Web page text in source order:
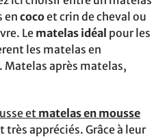
en cocoet crin de cheval ou
Lematelas idéal pour les
les matelas en
après matelas,
et matelas en mousse
très appréciés. Grâce à leur